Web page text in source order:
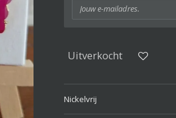
Uitverkocht
Nickelvrij